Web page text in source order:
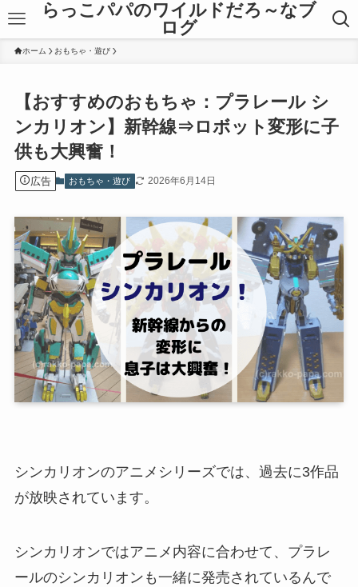
らっこパパのワイルドだろ～なブ
ログ
ホーム おもちゃ・遊び
【おすすめのおもちゃ：プラレール シ
ンカリオン】新幹線⇒ロボット変形に子
供も大興奮！
広告 おもちゃ・遊び 2026年6月14日
シンカリオンのアニメシリーズでは、過去に3作品
が放映されています。
シンカリオンではアニメ内容に合わせて、プラレ
ールのシンカリオンも一緒に発売されているんで